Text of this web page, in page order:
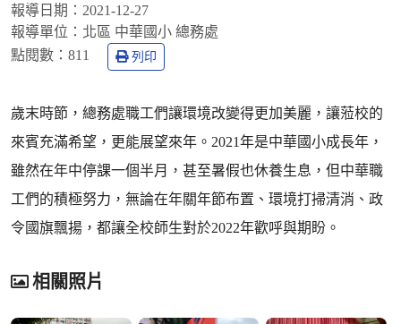
報導日期： 2021-12-27
報導單位： 北區 中華國小 總務處
點閱數： 811 列印
歲末時節，總務處職工們讓環境改變得更加美麗，讓蒞校的
來賓充滿希望，更能展望來年。2021年是中華國小成長年，
雖然在年中停課一個半月，甚至暑假也休養生息，但中華職
工們的積極努力，無論在年關年節布置、環境打掃清消、政
令國旗飄揚，都讓全校師生對於2022年歡呼與期盼。
相關照片